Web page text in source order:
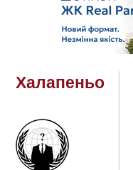
Халапеньо